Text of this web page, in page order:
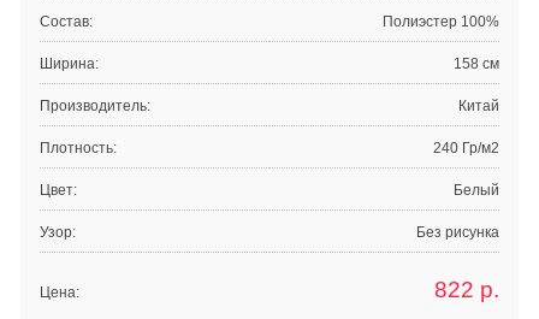
Состав: Полиэстер 100%
Ширина: 158 см
Производитель: Китай
Плотность: 240 Гр/м2
Цвет: Белый
Узор: Без рисунка
Цена: 822 р.